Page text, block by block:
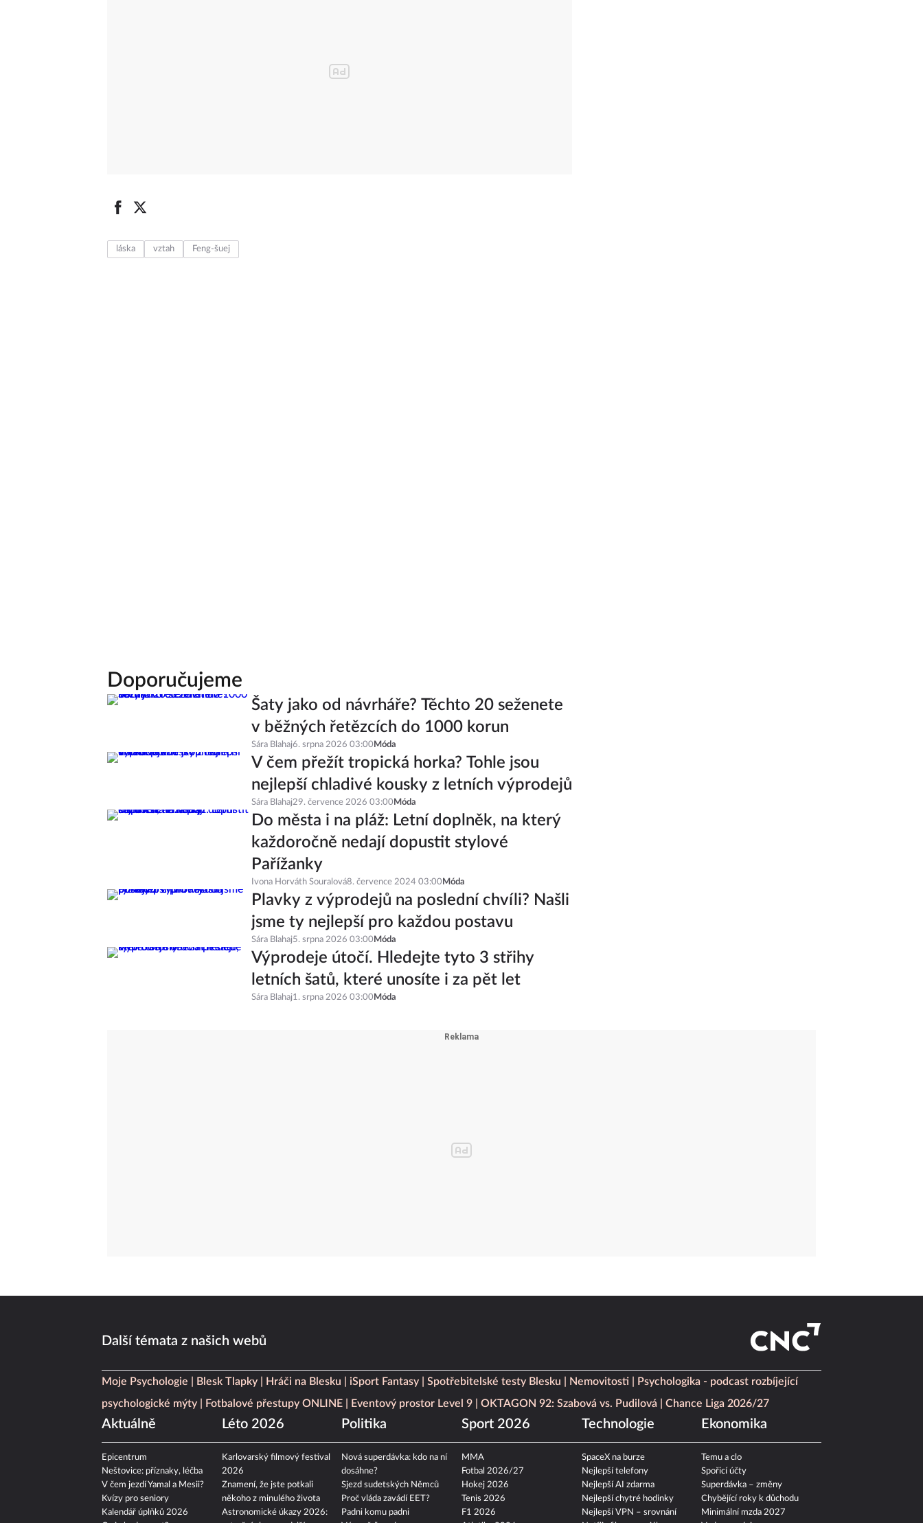
láska vztah Feng-šuej
Doporučujeme
Šaty jako od návrháře? Těchto 20 seženete
v běžných řetězcích do 1000 korun
Sára Blahaj6. srpna 2026 03:00 Móda
V čem přežít tropická horka? Tohle jsou
nejlepší chladivé kousky z letních výprodejů
Sára Blahaj29. července 2026 03:00 Móda
Do města i na pláž: Letní doplněk, na který
každoročně nedají dopustit stylové
Pařížanky
Ivona Horváth Souralová8. července 2024 03:00 Móda
Plavky z výprodejů na poslední chvíli? Našli
jsme ty nejlepší pro každou postavu
Sára Blahaj5. srpna 2026 03:00 Móda
Výprodeje útočí. Hledejte tyto 3 střihy
letních šatů, které unosíte i za pět let
Sára Blahaj1. srpna 2026 03:00 Móda
Další témata z našich webů
Moje Psychologie Blesk Tlapky Hráči na Blesku iSport Fantasy Spotřebitelské testy Blesku Nemovitosti
Psychologika - podcast rozbíjející
psychologické mýty
Fotbalové přestupy ONLINE Eventový prostor Level 9 OKTAGON 92: Szabová vs. Pudilová Chance Liga 2026/27
Aktuálně
Epicentrum
Neštovice: příznaky, léčba
V čem jezdí Yamal a Mesii?
Kvízy pro seniory
Kalendář úplňků 2026
Léto 2026
Karlovarský filmový festival
2026
Znamení, že jste potkali
někoho z minulého života
Astronomické úkazy 2026:
Politika
Nová superdávka: kdo na ní
dosáhne?
Sjezd sudetských Němců
Proč vláda zavádí EET?
Padni komu padni
Sport 2026
MMA
Fotbal 2026/27
Hokej 2026
Tenis 2026
F1 2026
Technologie
SpaceX na burze
Nejlepší telefony
Nejlepší AI zdarma
Nejlepší chytré hodinky
Nejlepší VPN – srovnání
Ekonomika
Temu a clo
Spořicí účty
Superdávka – změny
Chybějící roky k důchodu
Minimální mzda 2027